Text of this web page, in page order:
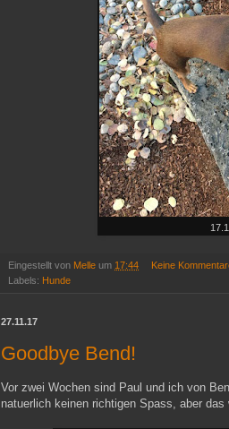
Eingestellt von Melle um 17:44
Keine
Labels: Hunde
27.11.17
Goodbye Bend!
Vor zwei Wochen sind Paul und ich von
natuerlich keinen richtigen Spass, aber